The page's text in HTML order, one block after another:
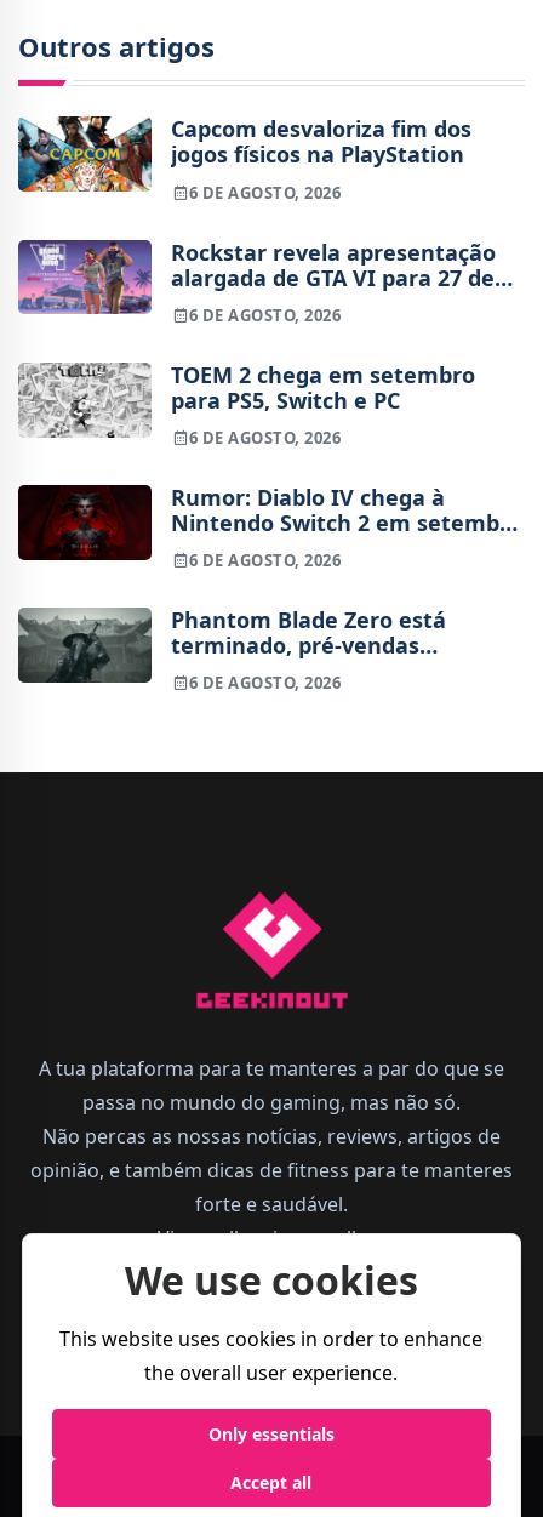
Outros artigos
Capcom desvaloriza fim dos
jogos físicos na PlayStation
6 DE AGOSTO, 2026
Rockstar revela apresentação
alargada de GTA VI para 27 de
agosto
6 DE AGOSTO, 2026
TOEM 2 chega em setembro
para PS5, Switch e PC
6 DE AGOSTO, 2026
Rumor: Diablo IV chega à
Nintendo Switch 2 em setembro
e vai custar o preço de um jogo
novo
6 DE AGOSTO, 2026
Phantom Blade Zero está
terminado, pré-vendas
começam na próxima semana
6 DE AGOSTO, 2026
A tua plataforma para te manteres a par do que se
passa no mundo do gaming, mas não só.
Não percas as nossas notícias, reviews, artigos de
opinião, e também dicas de fitness para te manteres
forte e saudável.
Vive melhor, joga melhor.
Business
Política de
We use cookies
This website uses cookies in order to enhance
the overall user experience.
Only essentials
Accept all